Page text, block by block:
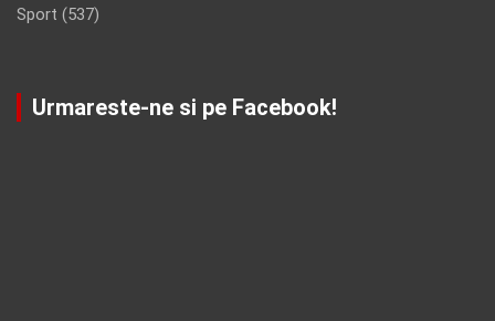
Sport (537)
Urmareste-ne si pe Facebook!